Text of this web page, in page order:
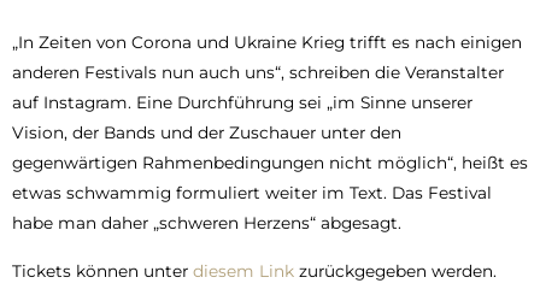
„In Zeiten von Corona und Ukraine Krieg trifft es nach einigen
anderen Festivals nun auch uns“, schreiben die Veranstalter
auf Instagram. Eine Durchführung sei „im Sinne unserer
Vision, der Bands und der Zuschauer unter den
gegenwärtigen Rahmenbedingungen nicht möglich“, heißt es
etwas schwammig formuliert weiter im Text. Das Festival
habe man daher „schweren Herzens“ abgesagt.
Tickets können unter diesem Link zurückgegeben werden.